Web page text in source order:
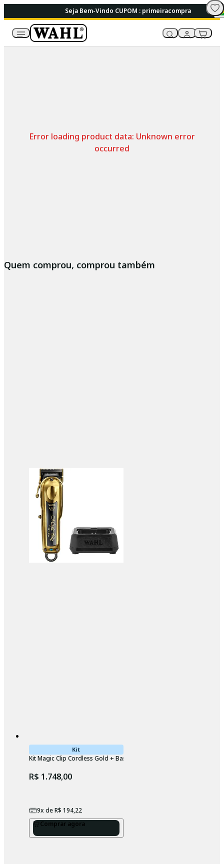
Seja Bem-Vindo CUPOM : primeiracompra
Error loading product data: Unknown error
occurred
Quem comprou, comprou também
Kit
Kit Magic Clip Cordless Gold + Base Carregadora Wahl
R$ 1.748,00
9x deR$ 194,22
Comprar agora